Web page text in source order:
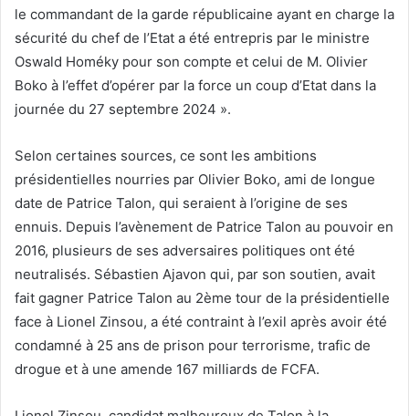
le commandant de la garde républicaine ayant en charge la
sécurité du chef de l’Etat a été entrepris par le ministre
Oswald Homéky pour son compte et celui de M. Olivier
Boko à l’effet d’opérer par la force un coup d’Etat dans la
journée du 27 septembre 2024 ».
Selon certaines sources, ce sont les ambitions
présidentielles nourries par Olivier Boko, ami de longue
date de Patrice Talon, qui seraient à l’origine de ses
ennuis. Depuis l’avènement de Patrice Talon au pouvoir en
2016, plusieurs de ses adversaires politiques ont été
neutralisés. Sébastien Ajavon qui, par son soutien, avait
fait gagner Patrice Talon au 2ème tour de la présidentielle
face à Lionel Zinsou, a été contraint à l’exil après avoir été
condamné à 25 ans de prison pour terrorisme, trafic de
drogue et à une amende 167 milliards de FCFA.